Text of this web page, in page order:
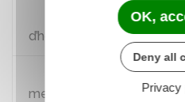
Requête en
d’hospitalisation complète
Requête en
mesure d'hospitalisation
OK,
Deny all
Privacy